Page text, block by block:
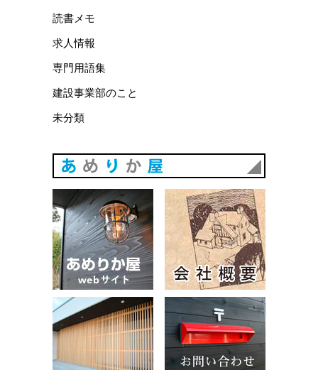
読書メモ
求人情報
専門用語集
建設事業部のこと
未分類
あめりか屋WEBサイト